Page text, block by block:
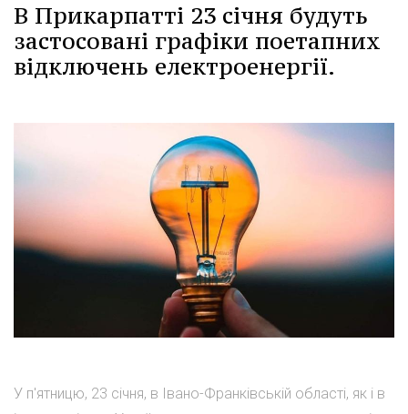
В Прикарпатті 23 січня будуть
застосовані графіки поетапних
відключень електроенергії.
У п'ятницю, 23 січня, в Івано-Франківській області, як і в